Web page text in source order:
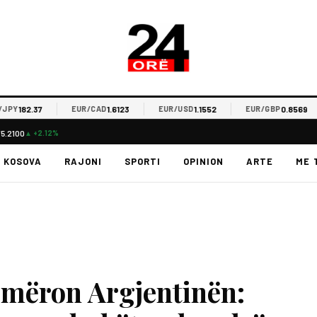
EUR/CAD1.6123 EUR/USD1.1552 EUR/GBP0.8569
▲ +2.12%
KOSOVA RAJONI SPORTI OPINION ARTE ME
Argjentinën: